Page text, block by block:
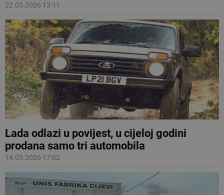
22.03.2026 13:11
Lada odlazi u povijest, u cijeloj godini
prodana samo tri automobila
14.03.2026 17:02